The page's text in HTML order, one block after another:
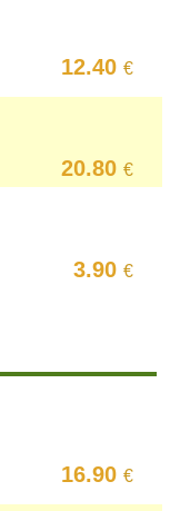
12.40€
20.80€
3.90€
16.90€